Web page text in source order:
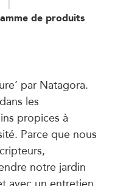
de produits
par Natagora.
les
propices à
Parce que nous
notre jardin